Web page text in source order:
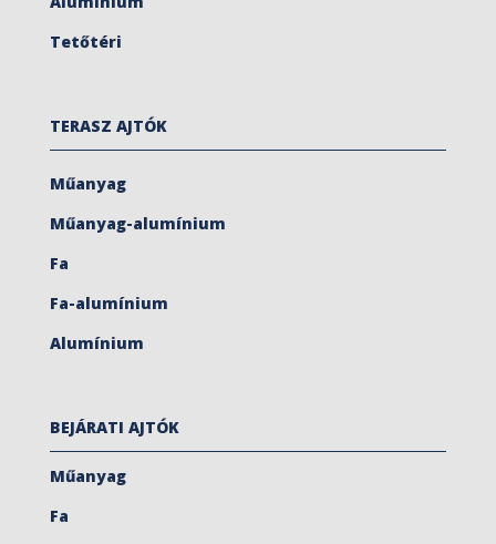
Tetőtéri
TERASZ AJTÓK
Műanyag
Műanyag-alumínium
Fa
Fa-alumínium
Alumínium
BEJÁRATI AJTÓK
Műanyag
Fa